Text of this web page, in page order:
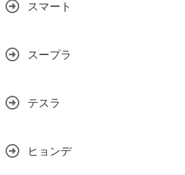
スマート
スープラ
テスラ
ヒョンデ